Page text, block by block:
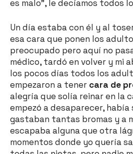
es malo”, le decíamos todos
Un día estaba con él y al
esa cara que ponen los
preocupado pero aquí no
médico, tardó en volver y mi
los pocos días todos los
empezaron a tener cara de
alegría que solía reinar en la
empezó a desaparecer, había
gastaban tantas bromas y a
escapaba alguna que otra
momentos donde yo quería